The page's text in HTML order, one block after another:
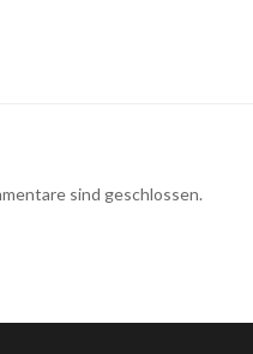
sind geschlossen.